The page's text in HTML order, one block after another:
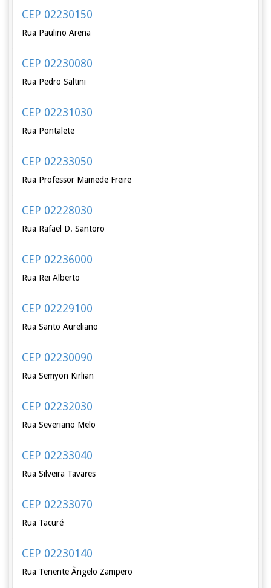
CEP 02230150
Rua Paulino Arena
CEP 02230080
Rua Pedro Saltini
CEP 02231030
Rua Pontalete
CEP 02233050
Rua Professor Mamede Freire
CEP 02228030
Rua Rafael D. Santoro
CEP 02236000
Rua Rei Alberto
CEP 02229100
Rua Santo Aureliano
CEP 02230090
Rua Semyon Kirlian
CEP 02232030
Rua Severiano Melo
CEP 02233040
Rua Silveira Tavares
CEP 02233070
Rua Tacuré
CEP 02230140
Rua Tenente Ângelo Zampero